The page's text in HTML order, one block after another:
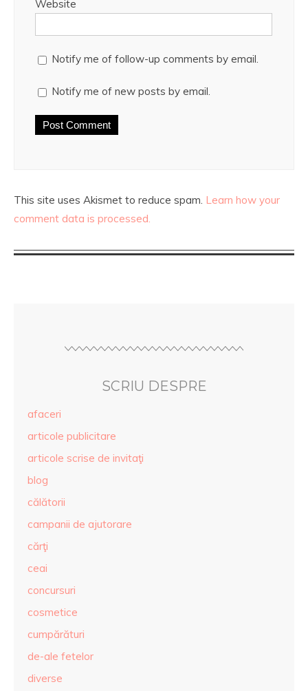
Website
Notify me of follow-up comments by email.
Notify me of new posts by email.
This site uses Akismet to reduce spam. Learn how your
comment data is processed.
SCRIU DESPRE
afaceri
articole publicitare
articole scrise de invitaţi
blog
călătorii
campanii de ajutorare
cărţi
ceai
concursuri
cosmetice
cumpărături
de-ale fetelor
diverse